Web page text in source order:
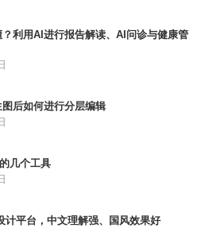
利用AI进行报告解读、AI问诊与健康管
后如何进行分层编辑
几个工具
计平台，中文理解强、国风效果好